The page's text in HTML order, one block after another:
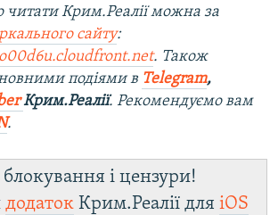
Крим.Реалії можна за
сайту:
. Також
подіями в Telegram,
Крим.Реалії. Рекомендуємо вам
.
і цензури!
додаток Крим.Реалії для iOS